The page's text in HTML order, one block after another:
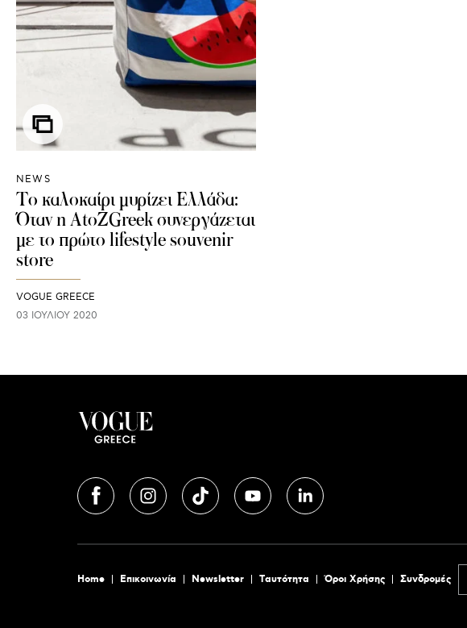
NEWS
Το καλοκαίρι μυρίζει Ελλάδα:
Όταν η AtoZGreek συνεργάζεται
με το πρώτο lifestyle souvenir
store
VOGUE GREECE
03 ΙΟΥΛΊΟΥ 2020
Home Επικοινωνία Newsletter Tαυτότητα Όροι Χρήσης Συνδρομές